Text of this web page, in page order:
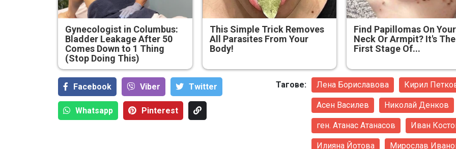
Gynecologist in Columbus:
Bladder Leakage After 50
Comes Down to 1 Thing
(Stop Doing This)
This Simple Trick Removes
All Parasites From Your
Body!
Find Papillomas On Your
Neck Or Armpit? It's The
First Stage Of...
Facebook Viber Тwitter
Whatsapp Pinterest
Тагове: Лена Бориславова Кирил
Асен Василев Николай Денков
ген. Атанас Атанасов Иван
Илияна Йотова Мирослав